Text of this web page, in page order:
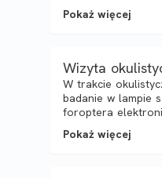
Pokaż więcej
Wizyta
W trakcie
badanie w lampie
foroptera
Pokaż więcej